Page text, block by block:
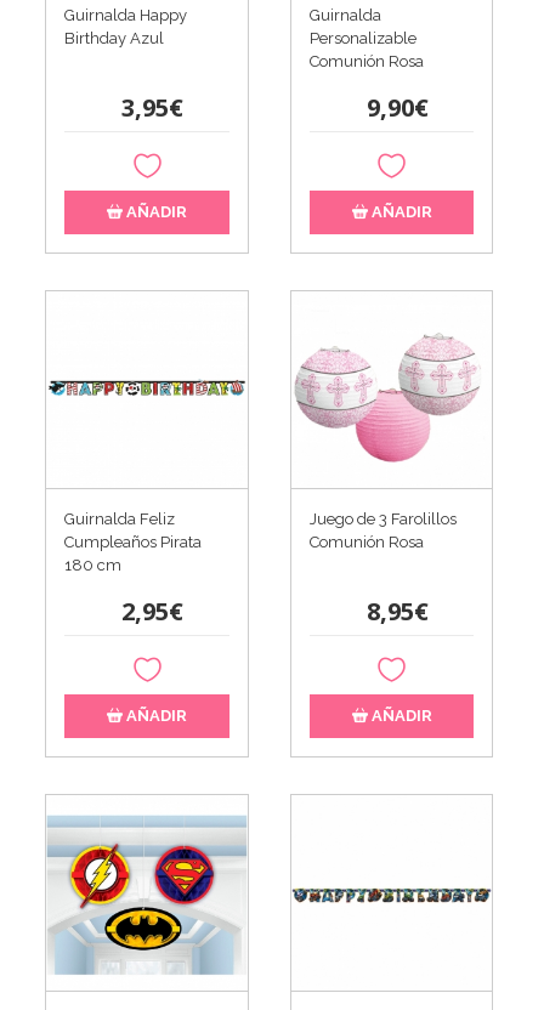
Guirnalda Happy
Birthday Azul
3,95€
AÑADIR
Guirnalda
Personalizable
Comunión Rosa
9,90€
AÑADIR
Guirnalda Feliz
Cumpleaños Pirata
180 cm
2,95€
AÑADIR
Juego de 3 Farolillos
Comunión Rosa
8,95€
AÑADIR